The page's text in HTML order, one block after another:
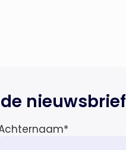
nieuwsbrief
*